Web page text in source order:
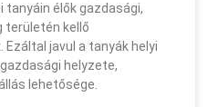
tanyáin élők gazdasági,
területén kellő
javul a tanyák helyi
helyzete,
lehetősége.